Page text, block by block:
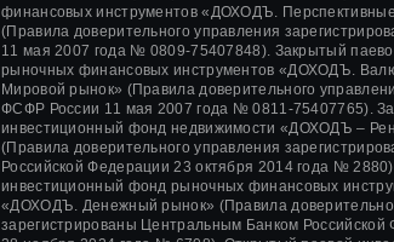
финансовых инструментов «ДОХОДЪ. Перспективные
(Правила доверительного управления
11 мая 2007 года № 0809-75407848). Закрытый
рыночных финансовых инструментов «ДОХОДЪ.
Мировой рынок» (Правила доверительного
ФСФР России 11 мая 2007 года № 0811-75407765).
инвестиционный фонд недвижимости «ДОХОДЪ –
(Правила доверительного управления
Российской Федерации23 октября 2014 года №
инвестиционный фонд рыночных финансовых
«ДОХОДЪ. Денежный рынок» (Правила
зарегистрированы Центральным Банком Российской